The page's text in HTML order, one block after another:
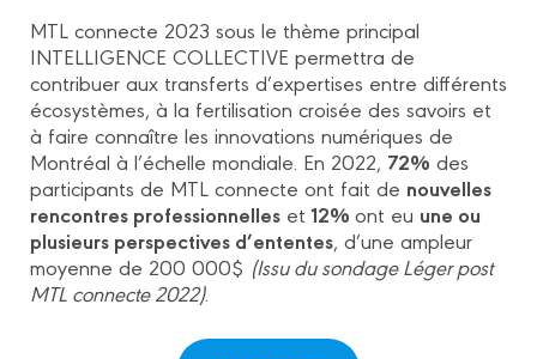
MTL connecte 2023 sous le thème principal
INTELLIGENCE COLLECTIVE permettra de
contribuer aux transferts d’expertises entre différents
écosystèmes, à la fertilisation croisée des savoirs et
à faire connaître les innovations numériques de
Montréal à l’échelle mondiale. En 2022, 72% des
participants de MTL connecte ont fait de nouvelles
rencontres professionnelles et12% ont eu une ou
plusieurs perspectives d’ententes, d’une ampleur
moyenne de 200 000$ (Issu du sondage Léger post
MTL connecte 2022).